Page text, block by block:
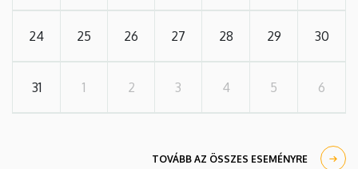
24 25 26 27 28 29 30
31 1 2 3 4 5 6
TOVÁBB AZ ÖSSZES ESEMÉNYRE